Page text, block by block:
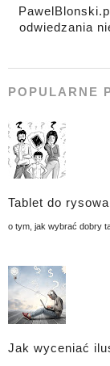
odwiedzania
POPULARNE
Tablet do
o tym, jak wybrać dobry
Jak wyceniać